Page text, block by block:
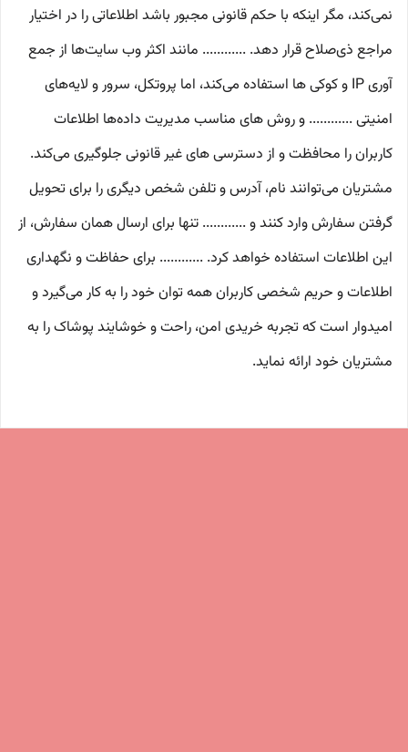
نمی‌کند، مگر اینکه با حکم قانونی مجبور باشد اطلاعاتی را در اختیار
مراجع ذی‌صلاح قرار دهد. ............ مانند اکثر وب سایت‌ها از جمع
آوری IP و کوکی ‌ها استفاده می‌کند، اما پروتکل، سرور و لایه‌های
امنیتی ............ و روش‌ های مناسب مدیریت داده‌ها اطلاعات
کاربران را محافظت و از دسترسی‌ های غیر قانونی جلوگیری می‌کند.
مشتریان می‌توانند نام، آدرس و تلفن شخص دیگری را برای تحویل
گرفتن سفارش وارد کنند و ............ تنها برای ارسال همان سفارش، از
این اطلاعات استفاده خواهد کرد. ............ برای حفاظت و نگهداری
اطلاعات و حریم شخصی کاربران همه­ توان خود را به کار می‌گیرد و
امیدوار است که تجربه‌ خریدی امن، راحت و خوشایند پوشاک را به
مشتریان خود ارائه نماید.